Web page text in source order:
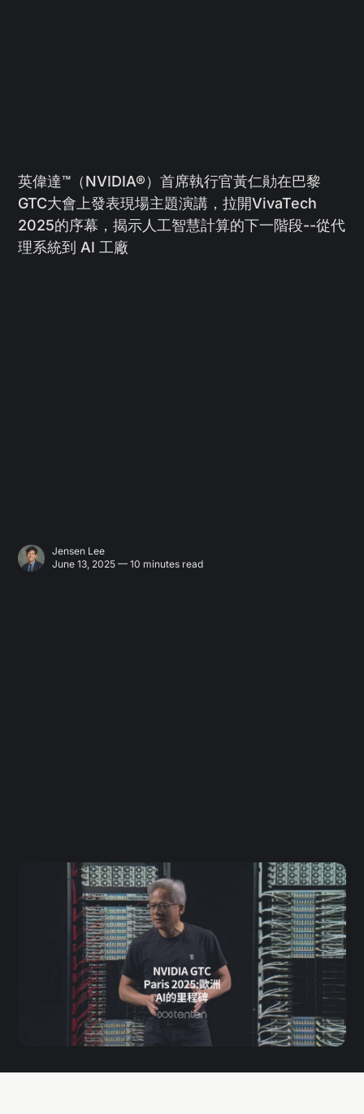
英偉達™（NVIDIA®）首席執行官黃仁勛在巴黎
GTC大會上發表現場主題演講，拉開VivaTech
2025的序幕，揭示人工智慧計算的下一階段--從代
理系統到 AI 工廠
Jensen Lee
June 13, 2025 — 10 minutes read